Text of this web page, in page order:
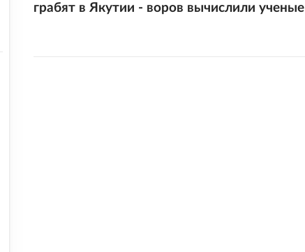
грабят в Якутии - воров вычислили ученые